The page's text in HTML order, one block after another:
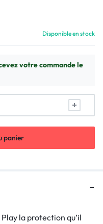
Disponible en stock
votre commande le
panier
la protection qu’il